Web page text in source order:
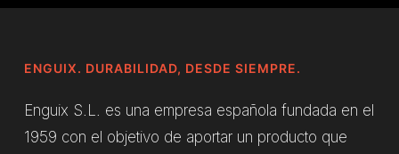
ENGUIX. DURABILIDAD, DESDE SIEMPRE.
Enguix S.L. es una empresa española fundada en el
1959 con el objetivo de aportar un producto que